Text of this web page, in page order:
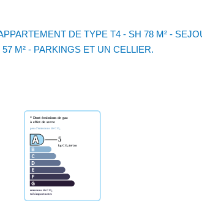
DE TYPE T4 - SH 78 M² -
M² - PARKINGS ET UN CELLIER.